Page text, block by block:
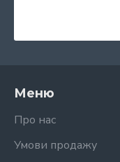
Меню
Про нас
Умови продажу